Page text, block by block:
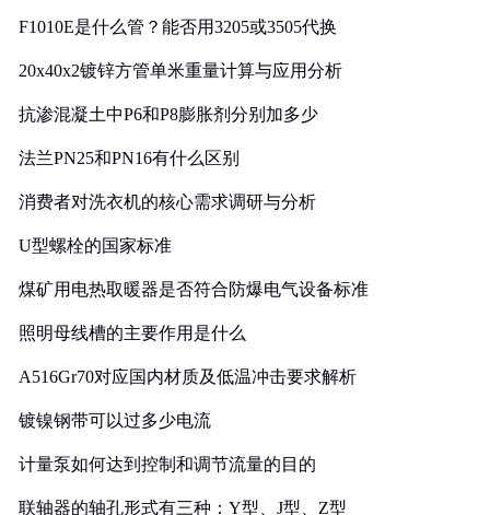
F1010E是什么管？能否用3205或3505代换
20x40x2镀锌方管单米重量计算与应用分析
抗渗混凝土中P6和P8膨胀剂分别加多少
法兰PN25和PN16有什么区别
消费者对洗衣机的核心需求调研与分析
U型螺栓的国家标准
煤矿用电热取暖器是否符合防爆电气设备标准
照明母线槽的主要作用是什么
A516Gr70对应国内材质及低温冲击要求解析
镀镍钢带可以过多少电流
计量泵如何达到控制和调节流量的目的
联轴器的轴孔形式有三种：Y型、J型、Z型